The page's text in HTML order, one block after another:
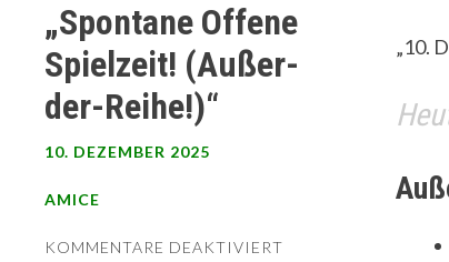
„Spontane Offene
Spielzeit! (Außer-
der-Reihe!)“
10. DEZEMBER 2025
AMICE
KOMMENTARE DEAKTIVIERT
„10.